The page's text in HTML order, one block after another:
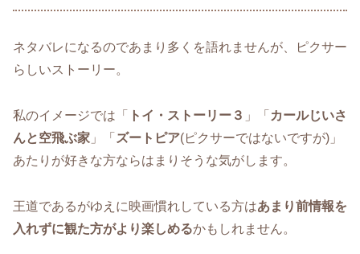
ネタバレになるのであまり多くを語れませんが、ピクサー
らしいストーリー。
私のイメージでは「 トイ・ストーリー３ 」「 カールじいさ
んと空飛ぶ家 」「 ズートピア(ピクサーではないですが)」
あたりが好きな方ならはまりそうな気がします。
王道であるがゆえに映画慣れしている方はあまり前情報を
入れずに観た方がより楽しめるかもしれません。